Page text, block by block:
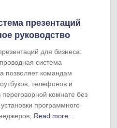
презентаций
руководство
для бизнеса:
система
позволяет командам
телефонов и
комнате без
программного
Read more…